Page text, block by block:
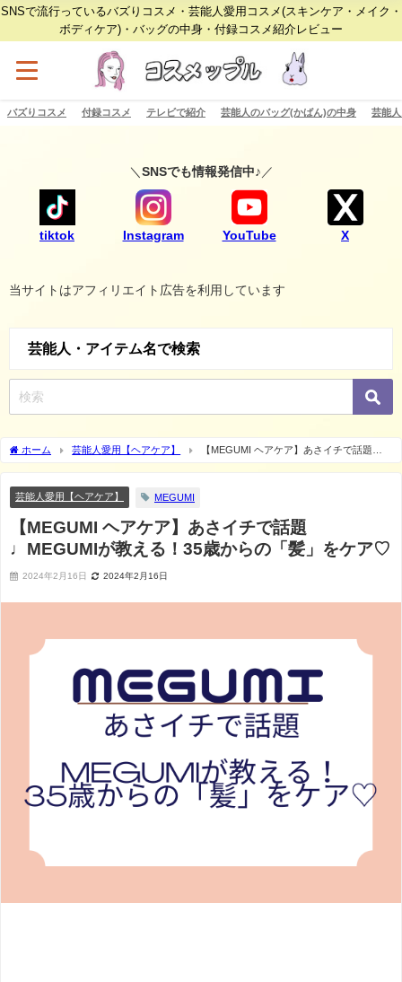
SNSで流行っているバズりコスメ・芸能人愛用コスメ(スキンケア・メイク・
ボディケア)・バッグの中身・付録コスメ紹介レビュー
バズりコスメ 付録コスメ テレビで紹介 芸能人のバッグ(かばん)の中身 芸能
＼ SNSでも情報発信中♪ ／
tiktok Instagram YouTube X
当サイトはアフィリエイト広告を利用しています
芸能人・アイテム名で検索
ホーム 芸能人愛用【ヘアケア】
【MEGUMI ヘアケア】あさイチで話題
♩MEGUMIが教える！35歳からの「髪」をケア♡
芸能人愛用【ヘアケア】 MEGUMI
【MEGUMI ヘアケア】あさイチで話題
♩MEGUMIが教える！35歳からの「髪」をケア♡
2024年2月16日 2024年2月16日